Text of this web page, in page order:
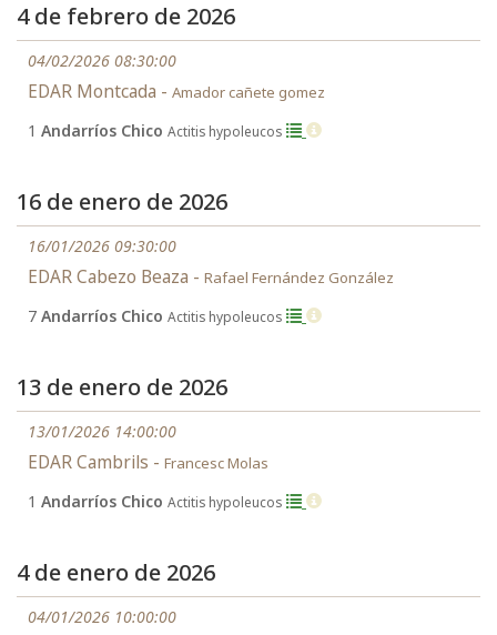
4 de febrero de 2026
04/02/2026 08:30:00
EDAR Montcada - Amador cañete gomez
1 Andarríos Chico Actitis hypoleucos
16 de enero de 2026
16/01/2026 09:30:00
EDAR Cabezo Beaza - Rafael Fernández González
7 Andarríos Chico Actitis hypoleucos
13 de enero de 2026
13/01/2026 14:00:00
EDAR Cambrils - Francesc Molas
1 Andarríos Chico Actitis hypoleucos
4 de enero de 2026
04/01/2026 10:00:00